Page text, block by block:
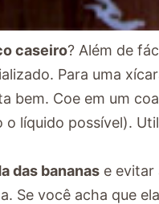
caseiro? Além de
Para uma
bem. Coe em um
líquido possível).
das bananas e evitar
Se você acha que